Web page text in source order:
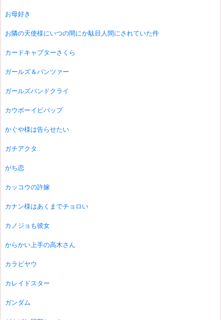
お母好き
お隣の天使様にいつの間にか駄目人間にされていた件
カードキャプターさくら
ガールズ＆パンツァー
ガールズバンドクライ
カウボーイビバップ
かぐや様は告らせたい
ガチアクタ
がち恋
カッコウの許嫁
カナン様はあくまでチョロい
カノジョも彼女
からかい上手の高木さん
カラビヤウ
カレイドスター
ガンダム